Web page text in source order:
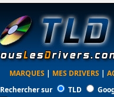
MARQUES | MES DRIVERS |
Rechercher sur
TLD